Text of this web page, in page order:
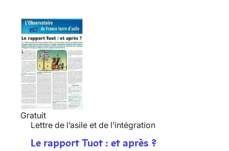
Gratuit
Lettre de l’asile et de l’intégration
Le rapport Tuot : et après ?